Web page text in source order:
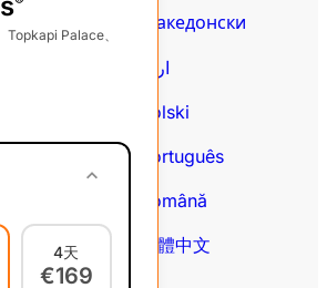
اردو
Македонски
اردو
Polski
Português
Română
繁體中文
Palace、
4天
€169